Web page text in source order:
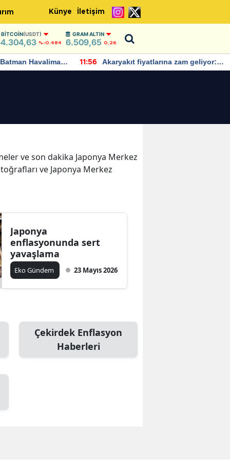
Künye İletişim
BITCOIN(USDT)
%-0.484
GRAM ALTIN
6.509,65 0,26
Havalimanı
11:56
Akaryakıt fiyatlarına zam geliyor:
Yeni tarih açıklandı
ve son dakika Japonya Merkez
ve Japonya Merkez
Japonya
enflasyonunda sert
yavaşlama
Eko Gündem 23 Mayıs 2026
Çekirdek Enflasyon
Haberleri